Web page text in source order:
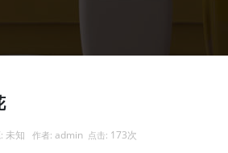
未知 作者: admin 点击: 173次